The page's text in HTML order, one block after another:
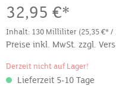
32,95 €*
Inhalt: 130 Milliliter (25,35 €*
Preise inkl. MwSt. zzgl.
Derzeit nicht auf Lager!
Lieferzeit 5-10 Tage